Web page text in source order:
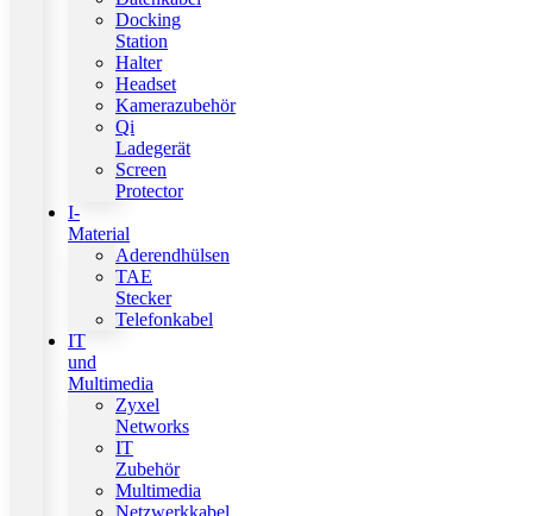
Docking
Station
Halter
Headset
Kamerazubehör
Qi
Ladegerät
Screen
Protector
I-
Material
Aderendhülsen
TAE
Stecker
Telefonkabel
IT
und
Multimedia
Zyxel
Networks
IT
Zubehör
Multimedia
Netzwerkkabel